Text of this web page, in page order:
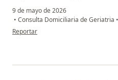
9 de mayo de 2026
• Consulta Domiciliaria de Geriatria •
en opinión del usuario Natalia
Reportar